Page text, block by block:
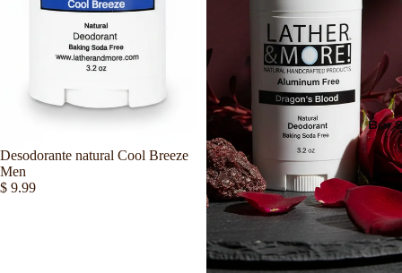
Bar
Desodorante natural Cool Breeze
Men
$ 9.99